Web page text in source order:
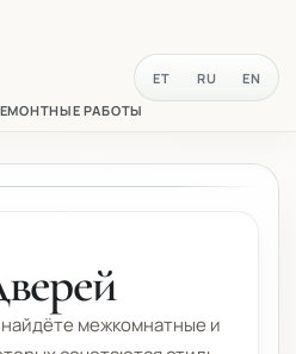
РАБОТЫ
ET RU EN
межкомнатные и